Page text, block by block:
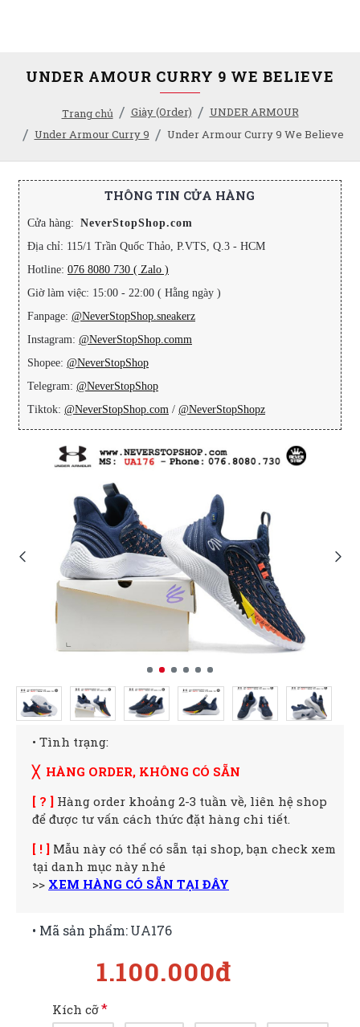
Trang chủ Giày (Order)
UNDER ARMOUR
Under Armour Curry 9
Under Armour Curry 9 We Believe
UNDER AMOUR CURRY 9 WE BELIEVE
THÔNG TIN CỬA HÀNG
Cửa hàng: NeverStopShop.com
Địa chỉ: 115/1 Trần Quốc Thảo, P.VTS, Q.3 - HCM
Hotline: 076 8080 730 ( Zalo )
Giờ làm việc: 15:00 - 22:00 ( Hằng ngày )
Fanpage: @NeverStopShop.sneakerz
Instagram: @NeverStopShop.comm
Shopee: @NeverStopShop
Telegram: @NeverStopShop
Tiktok: @NeverStopShop.com / @NeverStopShopz
• Tình trạng:
╳ HÀNG ORDER, KHÔNG CÓ SẴN
[ ? ] Hàng order khoảng 2-3 tuần về, liên hệ shop
để được tư vấn cách thức đặt hàng chi tiết.
[ ! ] Mẫu này có thể có sẵn tại shop, bạn check xem
tại danh mục này nhé
>> XEM HÀNG CÓ SẴN TẠI ĐÂY
1.100.000đ
• Mã sản phẩm:UA176
Kích cỡ